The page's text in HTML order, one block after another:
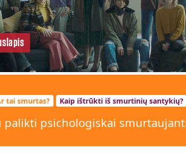
tai smurtas? Kaip ištrūkti iš smurtinių santykių?
palikti psichologiskai